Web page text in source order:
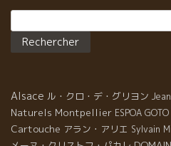
Alsace ル・クロ・デ・グリヨン
Naturels Montpellier ESPOA
Cartouche アラン・アリエ Sylvain